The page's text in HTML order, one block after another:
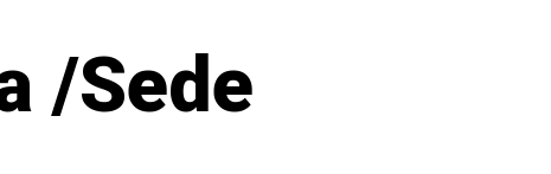
/Sede